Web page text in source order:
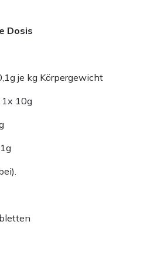
Dosis
je kg Körpergewicht
10g